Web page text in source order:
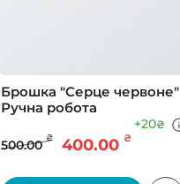
Брошка "Серце червоне"
Ручна робота
500.00 ₴ 400.00 ₴
+20₴